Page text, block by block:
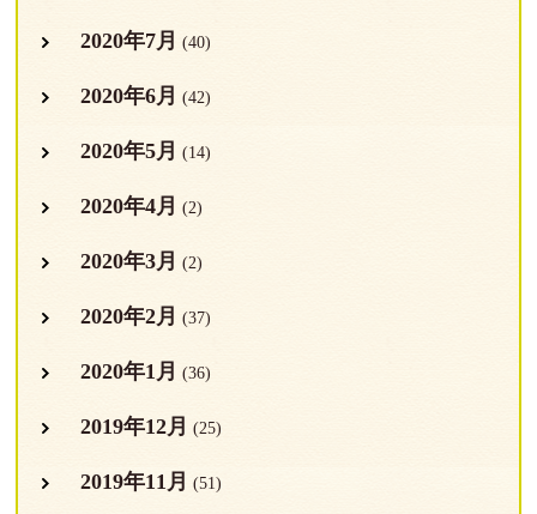
2020年7月 (40)
2020年6月 (42)
2020年5月 (14)
2020年4月 (2)
2020年3月 (2)
2020年2月 (37)
2020年1月 (36)
2019年12月 (25)
2019年11月 (51)